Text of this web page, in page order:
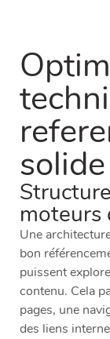
solide
moteurs
Une
bon
puissent
contenu. Cela
pages, une
des liens